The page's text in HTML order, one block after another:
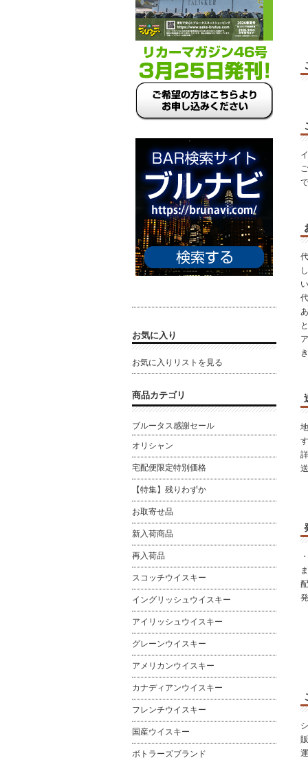
お気に入り
お気に入りリストを見る
商品カテゴリ
ブルータス感謝セール
オリシャン
宅配便限定特別価格
【特集】残りわずか
お取寄せ品
新入荷商品
再入荷品
スコッチウイスキー
イングリッシュウイスキー
アイリッシュウイスキー
グレーンウイスキー
アメリカンウイスキー
カナディアンウイスキー
フレンチウイスキー
国産ウイスキー
ボトラーズブランド